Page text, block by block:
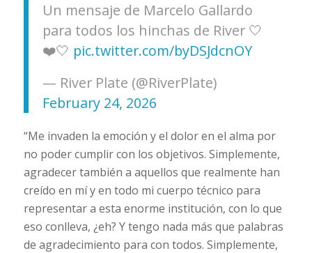
Un mensaje de Marcelo Gallardo
para todos los hinchas de River 🤍
❤️🤍 pic.twitter.com/byDSJdcnOY
— River Plate (@RiverPlate)
February 24, 2026
“Me invaden la emoción y el dolor en el alma por
no poder cumplir con los objetivos. Simplemente,
agradecer también a aquellos que realmente han
creído en mí y en todo mi cuerpo técnico para
representar a esta enorme institución, con lo que
eso conlleva, ¿eh? Y tengo nada más que palabras
de agradecimiento para con todos. Simplemente,